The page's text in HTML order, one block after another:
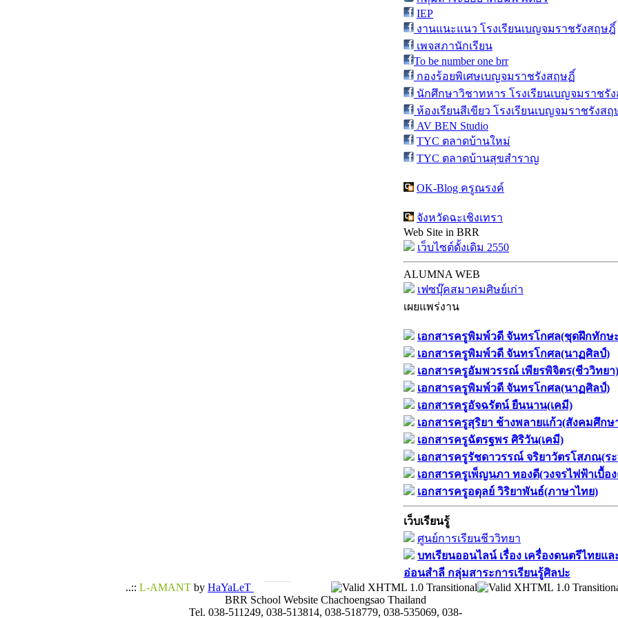
IEP
งานแนะแนว โรงเรียนเบญจมราชรังสฤษฎิ์
เพจสภานักเรียน
To be number one brr
กองร้อยพิเศษเบญจมราชรังสฤษฏิ์
นักศึกษาวิชาทหาร โรงเรียนเบญจมราชรั
ห้องเรียนสีเขียว โรงเรียนเบญจมราชรังสฤ
AV BEN Studio
TYC ตลาดบ้านใหม่
TYC ตลาดบ้านสุขสำราญ
OK-Blog ครูณรงค์
จังหวัดฉะเชิงเทรา
Web Site in BRR
เว็บไซต์ดั้งเดิม 2550
ALUMNA WEB
เฟซบุ๊คสมาคมศิษย์เก่า
เผยแพร่งาน
เอกสารครูพิมพ์วดี จันทรโกศล(ชุดฝึกทักษ
เอกสารครูพิมพ์วดี จันทรโกศล(นาฏศิลป์)
เอกสารครูอัมพวรรณ์ เพียรพิจิตร(ชีววิทยา)
เอกสารครูพิมพ์วดี จันทรโกศล(นาฏศิลป์)
เอกสารครูอัจฉรัตน์ ยืนนาน(เคมี)
เอกสารครูสุริยา ช้างพลายแก้ว(สังคมศึกษ
เอกสารครูฉัตรฐพร ศิริวัน(เคมี)
เอกสารครูรัชดาวรรณ์ จริยาวัตรโสภณ(ร
เอกสารครูเพ็ญนภา ทองดี(วงจรไฟฟ้าเบื้อ
เอกสารครูอดุลย์ วิริยาพันธ์(ภาษาไทย)
เว็บเรียนรู้
ศูนย์การเรียนชีววิทยา
บทเรียนออนไลน์​ เรื่อง​ เครื่องดนตรีไทย
อ่อนสำลี​ กลุ่มสาระการเรียนรู้ศิลปะ
..:: L-AMANT by HaYaLeT
BRR School Website Chachoengsao Thailand
Tel. 038-511249, 038-513814, 038-518779, 038-535069, 038-